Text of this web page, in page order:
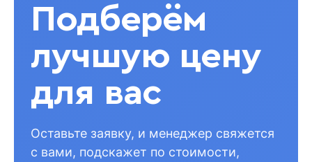
Подберём
лучшую цену
для вас
Оставьте заявку, и менеджер свяжется
с вами, подскажет по стоимости,